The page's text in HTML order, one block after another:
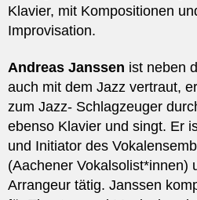
Klavier, mit Kompositionen
Improvisation.
Andreas Janssen ist neben
auch mit dem Jazz vertraut,
zum Jazz- Schlagzeuger
ebenso Klavier und singt. Er
und Initiator des
(Aachener Vokalsolist*innen)
Arrangeur tätig. Janssen